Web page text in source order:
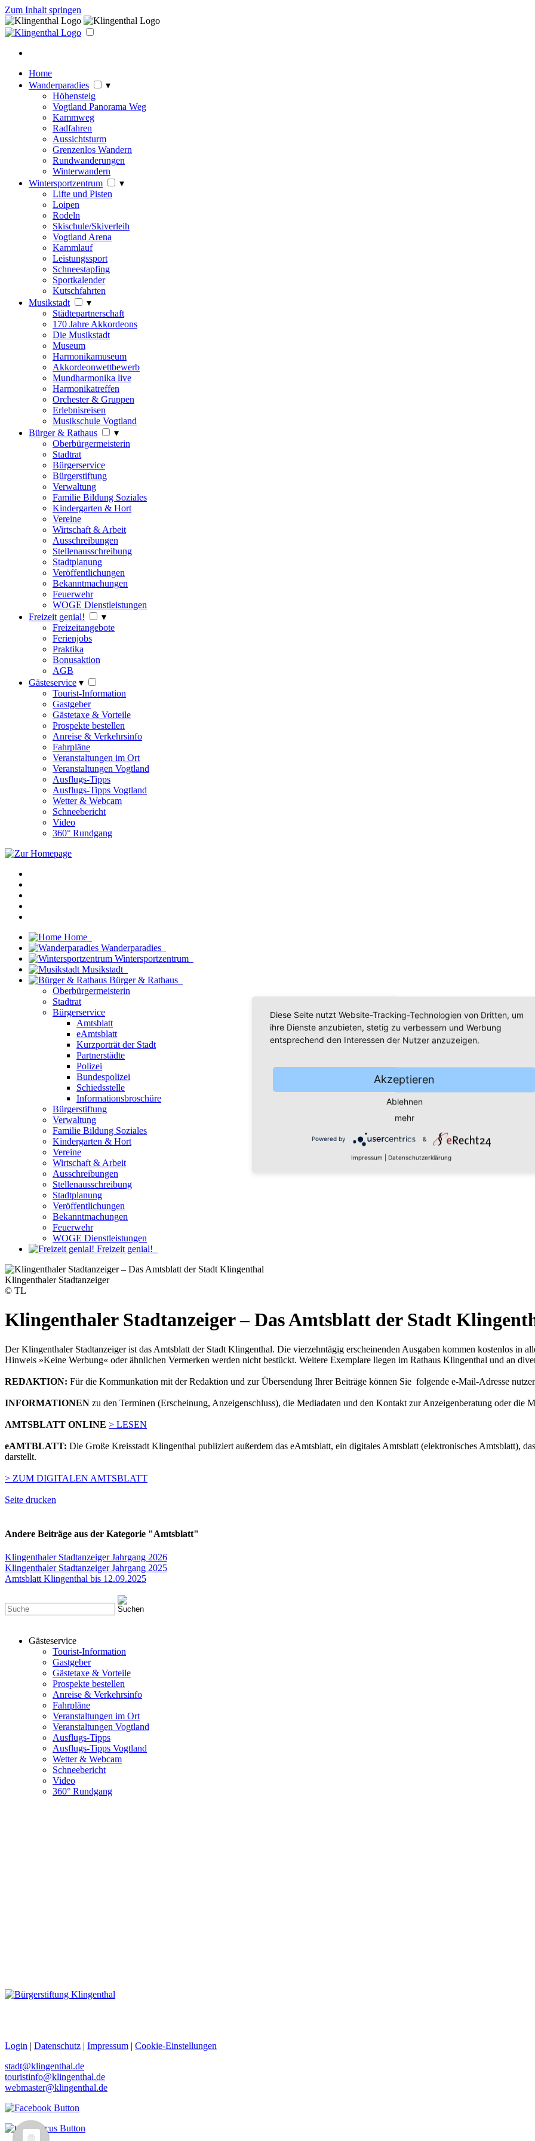
Zum Inhalt springen
Home
Wanderparadies
▾
Höhensteig
Vogtland Panorama Weg
Kammweg
Radfahren
Aussichtsturm
Grenzenlos Wandern
Rundwanderungen
Winterwandern
Wintersportzentrum
▾
Lifte und Pisten
Loipen
Rodeln
Skischule/Skiverleih
Vogtland Arena
Kammlauf
Leistungssport
Schneestapfing
Sportkalender
Kutschfahrten
Musikstadt
▾
Städtepartnerschaft
170 Jahre Akkordeons
Die Musikstadt
Museum
Harmonikamuseum
Akkordeonwettbewerb
Mundharmonika live
Harmonikatreffen
Orchester & Gruppen
Erlebnisreisen
Musikschule Vogtland
Bürger & Rathaus
▾
Oberbürgermeisterin
Stadtrat
Bürgerservice
Bürgerstiftung
Verwaltung
Familie Bildung Soziales
Kindergarten & Hort
Vereine
Wirtschaft & Arbeit
Ausschreibungen
Stellenausschreibung
Stadtplanung
Veröffentlichungen
Bekanntmachungen
Feuerwehr
WOGE Dienstleistungen
Freizeit genial!
▾
Freizeitangebote
Ferienjobs
Praktika
Bonusaktion
AGB
Gästeservice ▾
Tourist-Information
Gastgeber
Gästetaxe & Vorteile
Prospekte bestellen
Anreise & Verkehrsinfo
Fahrpläne
Veranstaltungen im Ort
Veranstaltungen Vogtland
Ausflugs-Tipps
Ausflugs-Tipps Vogtland
Wetter & Webcam
Schneebericht
Video
360° Rundgang
Home
Wanderparadies
Wintersportzentrum
Musikstadt
Bürger & Rathaus
Oberbürgermeisterin
Stadtrat
Bürgerservice
Amtsblatt
eAmtsblatt
Kurzporträt der Stadt
Partnerstädte
Polizei
Bundespolizei
Schiedsstelle
Informationsbroschüre
Bürgerstiftung
Verwaltung
Familie Bildung Soziales
Kindergarten & Hort
Vereine
Wirtschaft & Arbeit
Ausschreibungen
Stellenausschreibung
Stadtplanung
Veröffentlichungen
Bekanntmachungen
Feuerwehr
WOGE Dienstleistungen
Freizeit genial!
Klingenthaler Stadtanzeiger
© TL
Klingenthaler Stadtanzeiger – Das Amtsblatt der Stadt
Der Klingenthaler Stadtanzeiger ist das Amtsblatt der Stadt Klingenthal. Die vierzehntägig erscheinenden Ausgaben kommen kostenlos in
Hinweis »Keine Werbung« oder ähnlichen Vermerken werden nicht bestückt. Weitere Exemplare liegen im Rathaus Klingenthal und an
REDAKTION: Für die Kommunkation mit der Redaktion und zur Übersendung Ihrer Beiträge können Sie folgende e-Mail-Adresse
INFORMATIONEN zu den Terminen (Erscheinung, Anzeigenschluss), die Mediadaten und den Kontakt zur Anzeigenberatung oder
AMTSBLATT ONLINE > LESEN
eAMTBLATT: Die Große Kreisstadt Klingenthal publiziert außerdem das eAmtsblatt, ein digitales Amtsblatt (elektronisches Amtsblatt),
darstellt.
> ZUM DIGITALEN AMTSBLATT
Seite drucken
Andere Beiträge aus der Kategorie "Amtsblatt"
Klingenthaler Stadtanzeiger Jahrgang 2026
Klingenthaler Stadtanzeiger Jahrgang 2025
Amtsblatt Klingenthal bis 12.09.2025
Gästeservice
Tourist-Information
Gastgeber
Gästetaxe & Vorteile
Prospekte bestellen
Anreise & Verkehrsinfo
Fahrpläne
Veranstaltungen im Ort
Veranstaltungen Vogtland
Ausflugs-Tipps
Ausflugs-Tipps Vogtland
Wetter & Webcam
Schneebericht
Video
360° Rundgang
Login | Datenschutz | Impressum | Cookie-Einstellungen
stadt@klingenthal.de
touristinfo@klingenthal.de
webmaster@klingenthal.de
Diese Seite nutzt Website-Tracking-Technologien von Dritten, um
ihre Dienste anzubieten, stetig zu verbessern und Werbung
entsprechend den Interessen der Nutzer anzuzeigen.
Akzeptieren
Ablehnen
mehr
Powered by &
Impressum Datenschutzerklärung